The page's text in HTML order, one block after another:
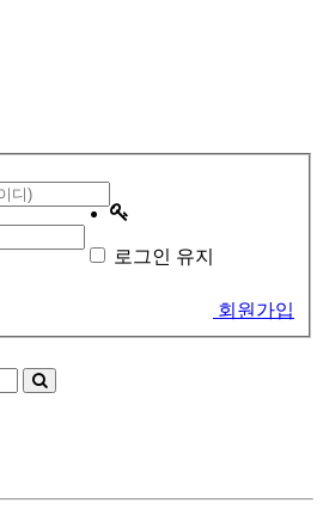
로그인 유지
회원가입